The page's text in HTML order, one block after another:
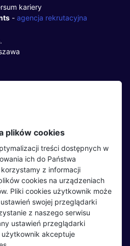
kariery
- agencja rekrutacyjna
Partnerzy
Wydarzenia
Pracodawcy
Regulamin pracodawcy
Dodaj ogłoszenie
plików cookies
treści dostępnych w
ich do Państwa
z informacji
cookies na urządzeniach
Pliki cookies użytkownik może
swojej przeglądarki
z naszego serwisu
ustawień przeglądarki
akceptuje